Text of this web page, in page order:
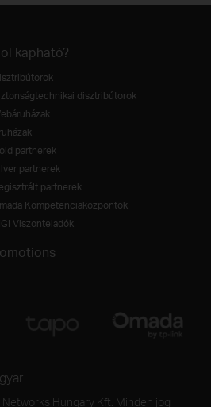
kapható?
disztribútorok
partnerek
partnerek
partnerek
Kompetenciaközpontok
Viszonteladók
Hungary Kft. Minden jog